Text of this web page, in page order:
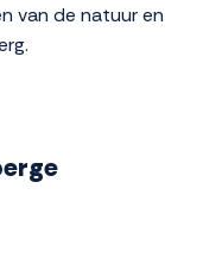
van de natuur en